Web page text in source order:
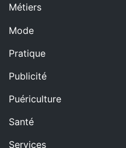
Métiers
Mode
Pratique
Publicité
Puériculture
Santé
Services